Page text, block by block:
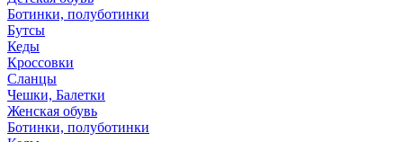
Ботинки, полуботинки
Бутсы
Кеды
Кроссовки
Сланцы
Чешки, Балетки
Женская обувь
Ботинки, полуботинки